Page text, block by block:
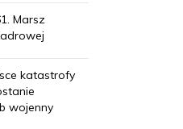
Marsz
katastrofy
wojenny